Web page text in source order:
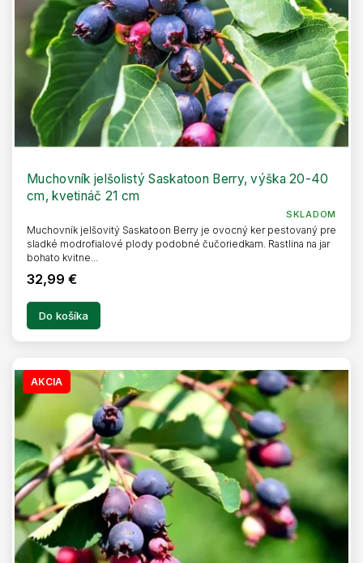
Muchovník jelšolistý Saskatoon Berry, výška 20-40
cm, kvetináč 21 cm
SKLADOM
32,99 €
Do košíka
Muchovník jelšovitý Saskatoon Berry je ovocný ker pestovaný pre
sladké modrofialové plody podobné čučoriedkam. Rastlina na jar
bohato kvitne...
AKCIA